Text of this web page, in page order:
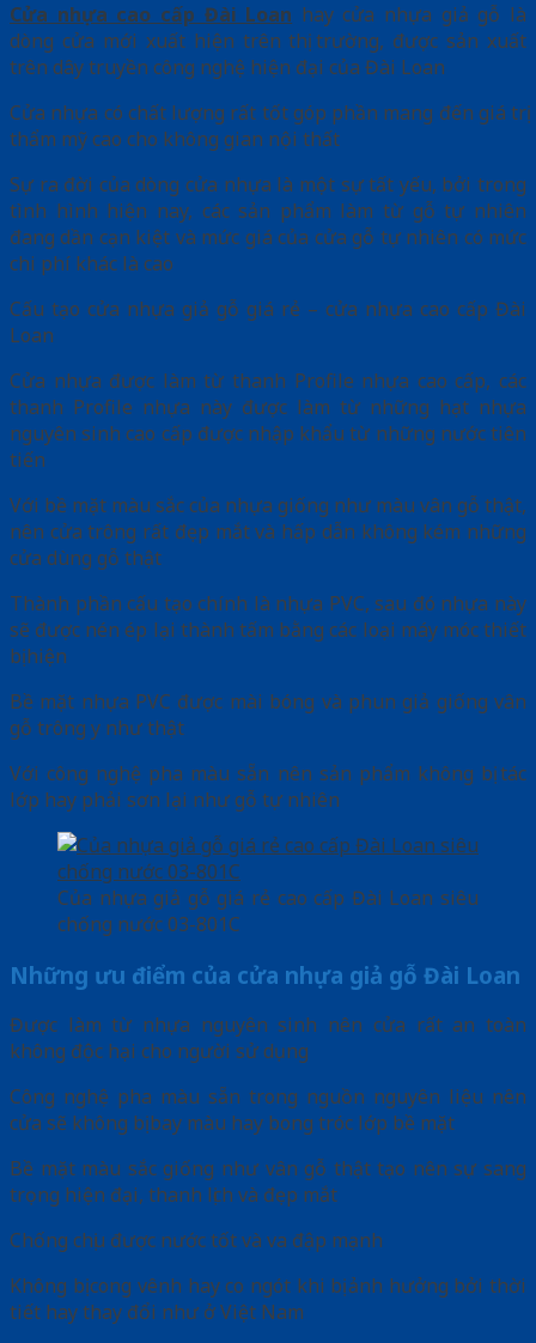
Cửa nhựa cao cấp Đài Loan hay cửa nhựa giả gỗ là
dòng cửa mới xuất hiện trên thị trường, được sản xuất
trên dây truyền công nghệ hiện đại của Đài Loan
Cửa nhựa có chất lượng rất tốt góp phần mang đến giá trị
thẩm mỹ cao cho không gian nội thất
Sự ra đời của dòng cửa nhựa là một sự tất yếu, bởi trong
tình hình hiện nay, các sản phẩm làm từ gỗ tự nhiên
đang dần cạn kiệt và mức giá của cửa gỗ tự nhiên có mức
chi phí khác là cao
Cấu tạo cửa nhựa giả gỗ giá rẻ – cửa nhựa cao cấp Đài
Loan
Cửa nhựa được làm từ thanh Profile nhựa cao cấp, các
thanh Profile nhựa này được làm từ những hạt nhựa
nguyên sinh cao cấp được nhập khẩu từ những nước tiên
tiến
Với bề mặt màu sắc của nhựa giống như màu vân gỗ thật,
nên cửa trông rất đẹp mắt và hấp dẫn không kém những
cửa dùng gỗ thật
Thành phần cấu tạo chính là nhựa PVC, sau đó nhựa này
sẽ được nén ép lại thành tấm bằng các loại máy móc thiết
bị hiện
Bề mặt nhựa PVC được mài bóng và phun giả giống vân
gỗ trông y như thật
Với công nghệ pha màu sẵn nên sản phẩm không bị tác
lớp hay phải sơn lại như gỗ tự nhiên
Của nhựa giả gỗ giá rẻ cao cấp Đài Loan siêu
chống nước 03-801C
Những ưu điểm của cửa nhựa giả gỗ Đài Loan
Được làm từ nhựa nguyên sinh nên cửa rất an toàn
không độc hại cho người sử dụng
Công nghệ pha màu sẵn trong nguồn nguyên liệu nên
cửa sẽ không bị bay màu hay bong tróc lớp bề mặt
Bề mặt màu sắc giống như vân gỗ thật tạo nên sự sang
trọng hiện đại, thanh lịch và đẹp mắt
Chống chịu được nước tốt và va đập mạnh
Không bị cong vênh hay co ngót khi bị ảnh hưởng bởi thời
tiết hay thay đổi như ở Việt Nam